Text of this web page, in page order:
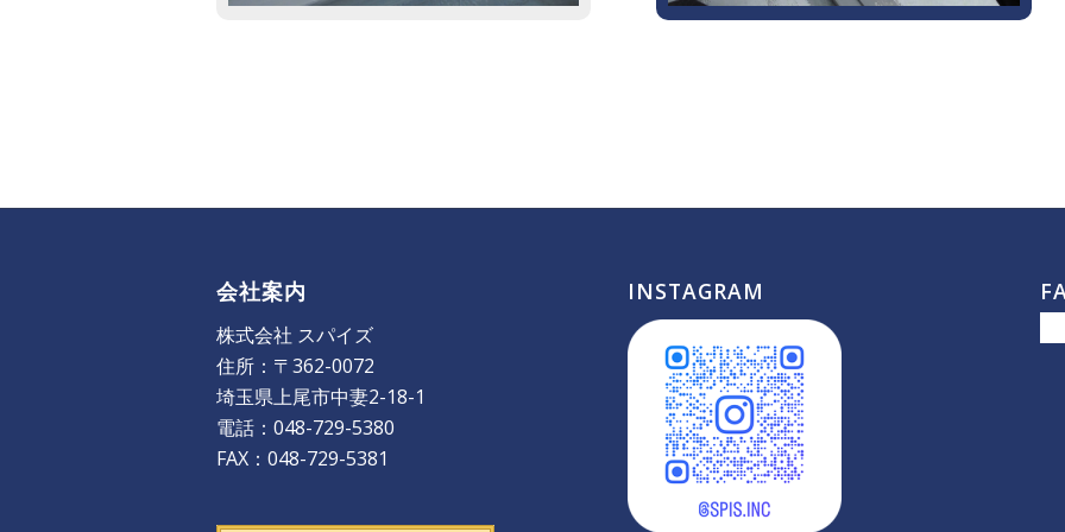
会社案内
株式会社 スパイズ
住所：〒362-0072
埼玉県上尾市中妻2-18-1
電話：048-729-5380
FAX：048-729-5381
INSTAGRAM